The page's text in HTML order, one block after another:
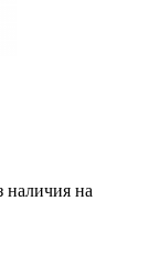
наличия на